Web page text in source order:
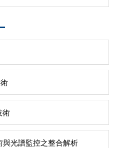
術
光譜監控之整合解析